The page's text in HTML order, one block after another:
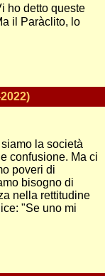
ho detto queste
il Paràclito, lo
la società
confusione. Ma ci
poveri di
bisogno di
nella rettitudine
"Se uno mi